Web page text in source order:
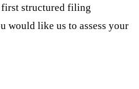
first structured filing
would like us to assess your